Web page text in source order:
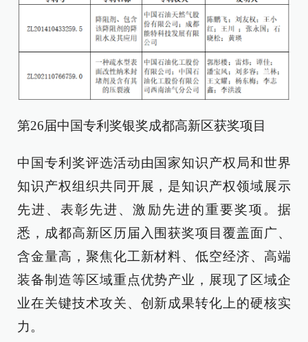
第26届中国专利奖银奖成都高新区获奖项目
中国专利奖评选活动由国家知识产权局和世界
知识产权组织共同开展，是知识产权领域展示
先进、表彰先进、激励先进的重要奖项。据
悉，成都高新区历届入围获奖项目覆盖面广、
含金量高，聚焦化工新材料、低空经济、高端
装备制造等区域重点优势产业，展现了区域企
业在关键技术攻关、创新成果转化上的硬核实
力。